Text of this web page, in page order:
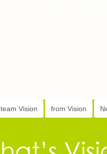
team Vision from Vision